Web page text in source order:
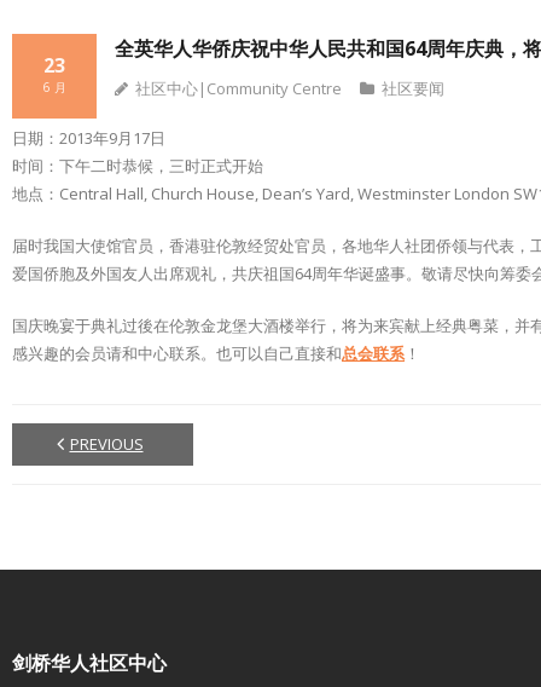
全英华人华侨庆祝中华人民共和国64周年庆典，
23
6 月 社区中心|Community Centre 社区要闻
日期：2013年9月17日
时间：下午二时恭候，三时正式开始
地点：Central Hall, Church House, Dean’s Yard, Westminster London
届时我国大使馆官员，香港驻伦敦经贸处官员，各地华人社团侨领与代表
爱国侨胞及外国友人出席观礼，共庆祖国64周年华诞盛事。敬请尽快向筹委
国庆晚宴于典礼过後在伦敦金龙堡大酒楼举行，将为来宾献上经典粤菜，
感兴趣的会员请和中心联系。也可以自己直接和总会联系！
PREVIOUS
剑桥华人社区中心